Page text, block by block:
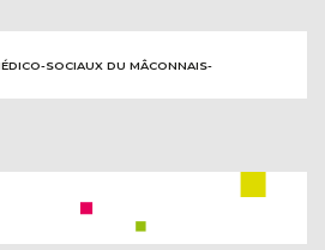
SOCIAUX DU MÂCONNAIS-